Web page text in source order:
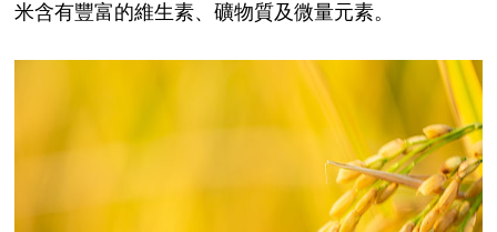
米含有豐富的維生素、礦物質及微量元素。